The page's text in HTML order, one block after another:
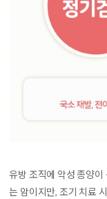
유방 조직에 악성 종양
는 암이지만, 조기 치료